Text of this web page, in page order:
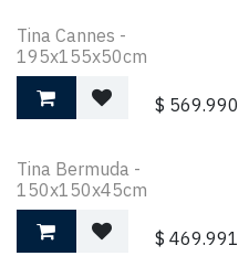
Tina Cannes -
195x155x50cm
$ 569.990
Tina Bermuda -
150x150x45cm
$ 469.991